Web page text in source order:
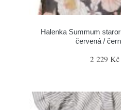
Halenka Summum
červená /
2 229 Kč